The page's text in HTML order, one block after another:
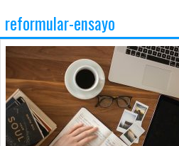
reformular-ensayo